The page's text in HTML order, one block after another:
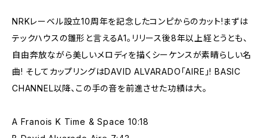
NRKレーベル設立10周年を記念したコンピからのカット!まずは
テックハウスの雛形と言えるA1。リリース後8年以上経とうとも、
自由奔放ながら美しいメロディを描くシーケンスが素晴らしい名
曲! そしてカップリングはDAVID ALVARADO「AIRE」! BASIC
CHANNEL以降、この手の音を前進させた功績は大。
A Franois K Time & Space 10:18